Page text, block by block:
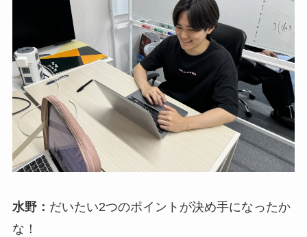
水野： だいたい2つのポイントが決め手になったか
な！